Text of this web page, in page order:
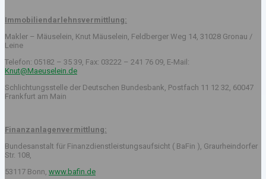
Immobiliendarlehnsvermittlung:
Makler – Mäuselein, Knut Mäuselein, Feldberger Weg 14, 31028 Gronau /
Leine
Telefon: 05182 – 35 39, Fax: 03222 – 241 76 09, E-Mail:
Knut@Maeuselein.de
Schlichtungsstelle der Deutschen Bundesbank, Postfach 11 12 32, 60047
Frankfurt am Main
Finanzanlagenvermittlung:
Bundesanstalt für Finanzdienstleistungsaufsicht ( BaFin ), Graurheindorfer
Str. 108,
53117 Bonn, www.bafin.de